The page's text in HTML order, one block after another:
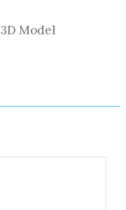
3D Model